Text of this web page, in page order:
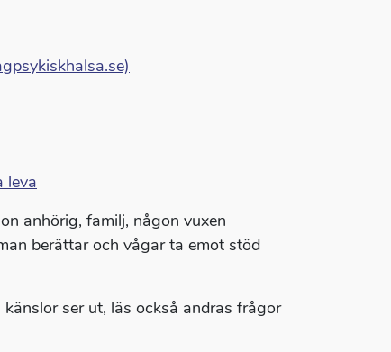
leva
anhörig, familj, någon vuxen
berättar och vågar ta emot stöd
ser ut, läs också andras frågor